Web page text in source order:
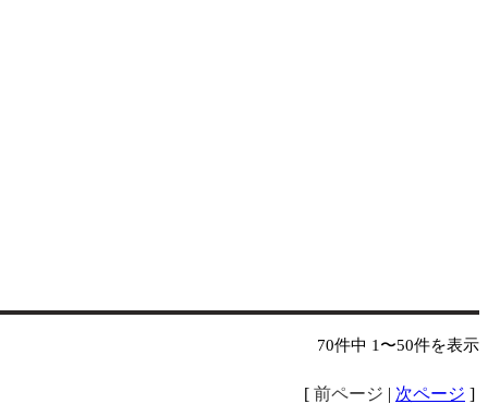
70件中 1〜50件を表示
[ 前ページ | 次ページ ]